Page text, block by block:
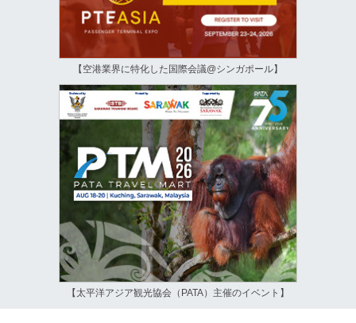
【空港業界に特化した国際会議@シンガポール】
【太平洋アジア観光協会（PATA）主催のイベント】